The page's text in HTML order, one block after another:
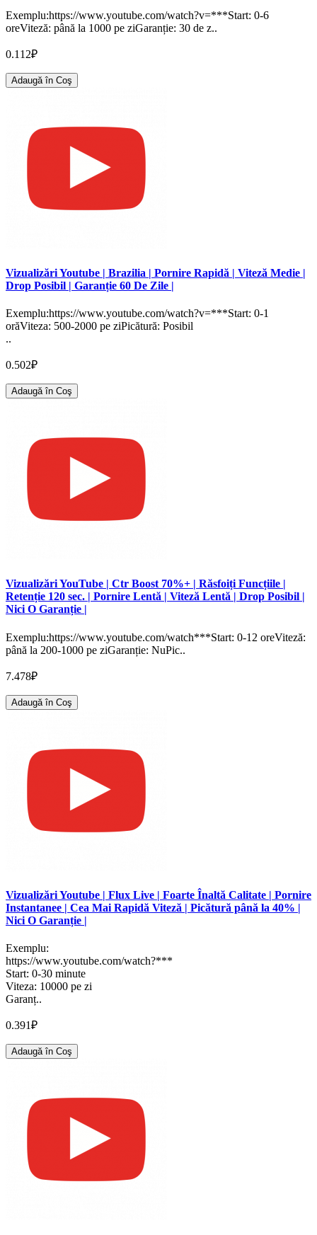
Exemplu:https://www.youtube.com/watch?v=***Start: 0-6
oreViteză: până la 1000 pe ziGaranție: 30 de z..
0.112₽
Adaugă în Coş
Vizualizări Youtube | Brazilia | Pornire Rapidă | Viteză Medie |
Drop Posibil | Garanție 60 De Zile |
Exemplu:https://www.youtube.com/watch?v=***Start: 0-1
orăViteza: 500-2000 pe ziPicătură: Posibil
..
0.502₽
Adaugă în Coş
Vizualizări YouTube | Ctr Boost 70%+ | Răsfoiți Funcțiile |
Retenție 120 sec. | Pornire Lentă | Viteză Lentă | Drop Posibil |
Nici O Garanție |
Exemplu:https://www.youtube.com/watch***Start: 0-12 oreViteză:
până la 200-1000 pe ziGaranție: NuPic..
7.478₽
Adaugă în Coş
Vizualizări Youtube | Flux Live | Foarte Înaltă Calitate | Pornire
Instantanee | Cea Mai Rapidă Viteză | Picătură până la 40% |
Nici O Garanție |
Exemplu:
https://www.youtube.com/watch?***
Start: 0-30 minute
Viteza: 10000 pe zi
Garanț..
0.391₽
Adaugă în Coş